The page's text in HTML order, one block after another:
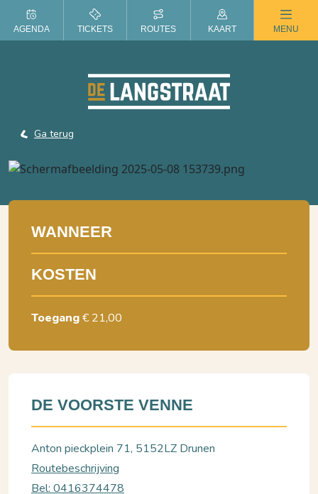
ZOMER IN DE LANGSTRAAT
Ga terug
WANNEER
KOSTEN
Toegang€ 21,00
DE VOORSTE VENNE
Anton pieckplein 71, 5152LZ Drunen
Routebeschrijving
Bel: 0416374478
AGENDA TICKETS ROUTES KAART MENU